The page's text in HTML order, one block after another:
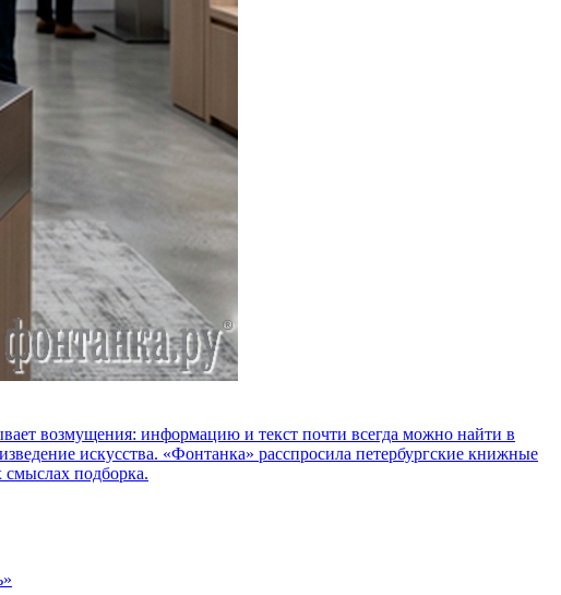
возмущения: информацию и текст почти всегда можно найти в
искусства. «Фонтанка» расспросила петербургские книжные
подборка.